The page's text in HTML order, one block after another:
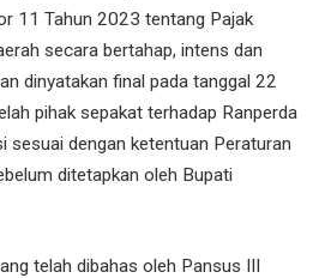
11 Tahun 2023 tentang Pajak
secara bertahap, intens dan
dinyatakan final pada tanggal 22
pihak sepakat terhadap Ranperda
sesuai dengan ketentuan Peraturan
ditetapkan oleh Bupati
telah dibahas oleh Pansus III